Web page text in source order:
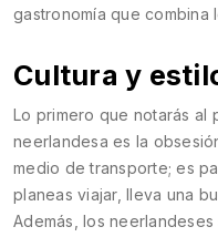
gastronomía que combina
Cultura y
Lo primero que notarás al
neerlandesa es la
medio de transporte; es
planeas viajar, lleva una
Además, los